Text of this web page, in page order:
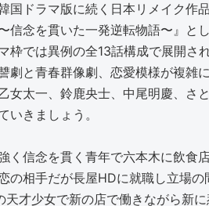
国ドラマ版に続く日本リメイク
信念を貫いた一発逆転物語〜』
枠では異例の全13話構成で展開
劇と青春群像劇、恋愛模様が複
女太一、鈴鹿央士、中尾明慶、
いきましょう。
く信念を貫く青年で六本木に飲食
の相手だが長屋HDに就職し立場の
才少女で新の店で働きながら新に